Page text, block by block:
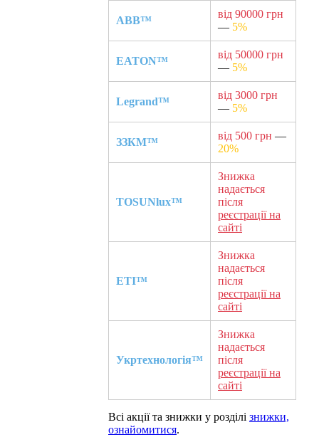
ABB™
від 90000 грн
— 5%
EATON™
від 50000 грн
— 5%
Legrand™
від 3000 грн
— 5%
ЗЗКМ™
від 500 грн —
20%
TOSUNlux™
Знижка
надається
після
реєстрації на
сайті
ETI™
Знижка
надається
після
реєстрації на
сайті
Укртехнологія™
Знижка
надається
після
реєстрації на
сайті
Всі акції та знижки у розділі знижки,
ознайомитися.